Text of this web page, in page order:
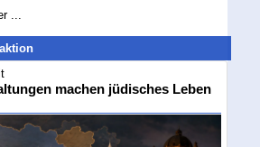
...
machen jüdisches Leben